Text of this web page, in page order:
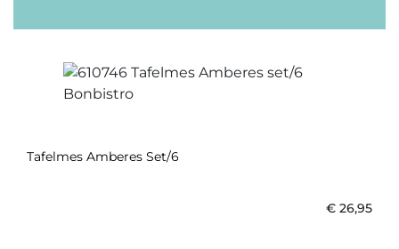
Tafelmes Amberes Set/6
€ 26,95